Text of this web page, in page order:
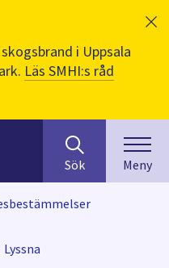
i Uppsala
Läs SMHI:s råd
efter
innehåll
på
webbplatsen.
Sök Meny
Lyssna